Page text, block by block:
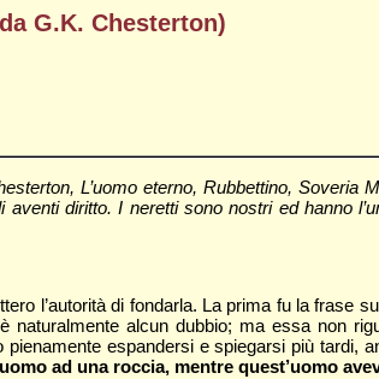
G.K. Chesterton)
, L’uomo eterno, Rubbettino, Soveria
diritto. I neretti sono nostri ed hanno
l’autorità di fondarla. La prima fu la frase
alcun dubbio; ma essa non
espandersi e spiegarsi più tardi,
ad una roccia, mentre quest’uomo